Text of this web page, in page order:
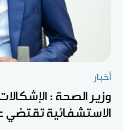
أخبار
وزير الصحة :
الاستشفائية تقتضي